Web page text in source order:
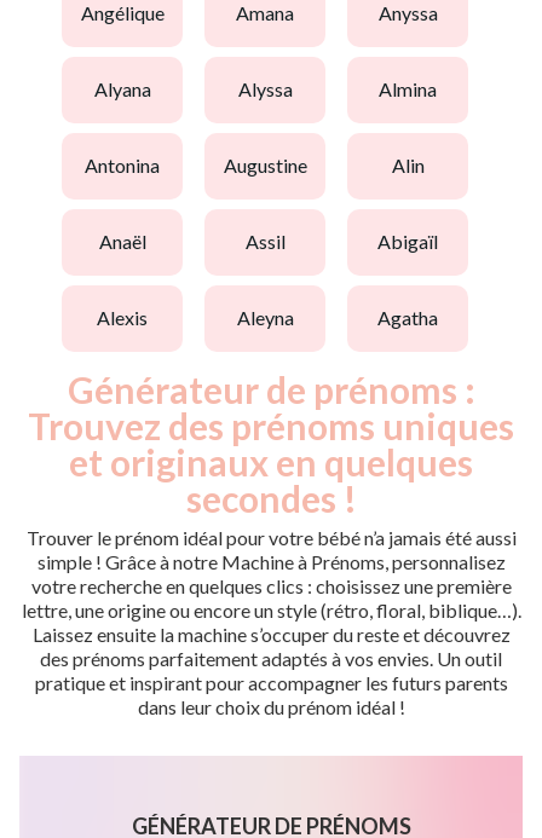
angélique amana anyssa
alyana alyssa almina
antonina augustine alin
anaël assil abigaïl
alexis aleyna agatha
Générateur de prénoms :
Trouvez des prénoms uniques
et originaux en quelques
secondes !
Trouver le prénom idéal pour votre bébé n’a jamais été aussi
simple ! Grâce à notre Machine à Prénoms, personnalisez
votre recherche en quelques clics : choisissez une première
lettre, une origine ou encore un style (rétro, floral, biblique…).
Laissez ensuite la machine s’occuper du reste et découvrez
des prénoms parfaitement adaptés à vos envies. Un outil
pratique et inspirant pour accompagner les futurs parents
dans leur choix du prénom idéal !
GÉNÉRATEUR DE PRÉNOMS